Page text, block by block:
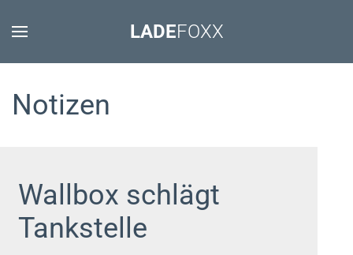
LADEFOXX
Notizen
Wallbox schlägt
Tankstelle